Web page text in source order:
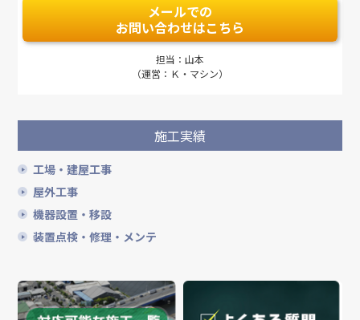
メールでの
お問い合わせはこちら
担当：山本
（運営：Ｋ・マシン）
施工実績
工場・建屋工事
屋外工事
機器設置・移設
装置点検・修理・メンテ